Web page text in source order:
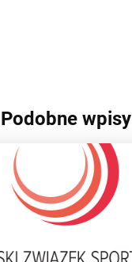
Podobne wpisy